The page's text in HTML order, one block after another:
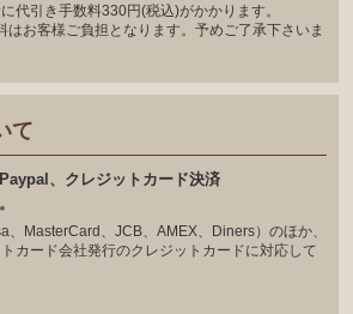
代引き手数料330円(税込)がかかります。
お客様ご負担となります。予めご了承下さいま
て
、クレジットカード決済
MasterCard、JCB、AMEX、Diners）のほか、
カード会社発行のクレジットカードに対応して